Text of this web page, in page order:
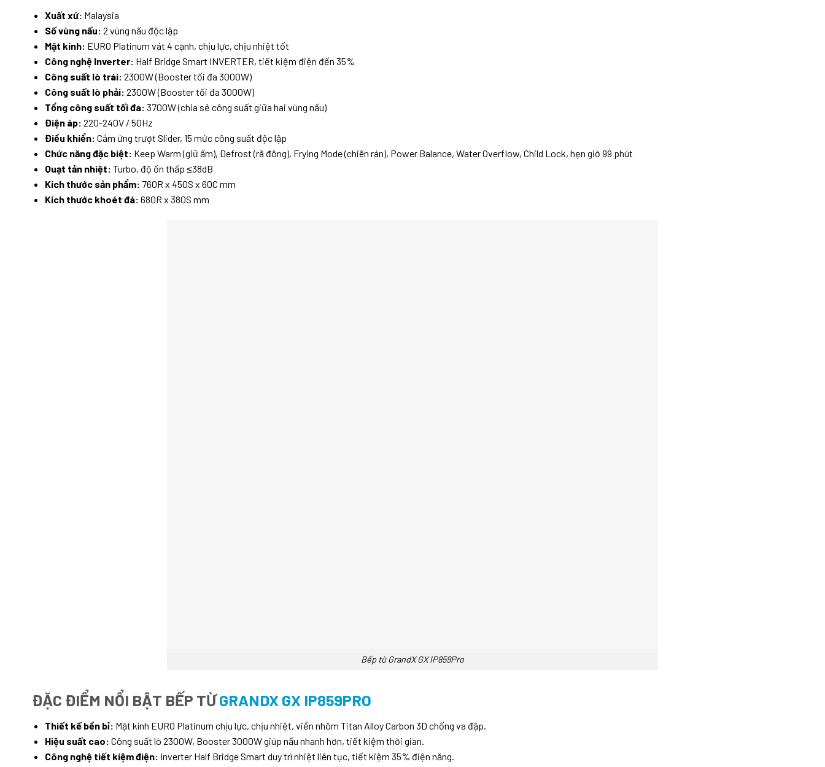
Xuất xứ: Malaysia
Số vùng nấu: 2 vùng nấu độc lập
Mặt kính: EURO Platinum vát 4 cạnh, chịu lực, chịu nhiệt tốt
Công nghệ Inverter: Half Bridge Smart INVERTER, tiết kiệm điện đến 35%
Công suất lò trái: 2300W (Booster tối đa 3000W)
Công suất lò phải: 2300W (Booster tối đa 3000W)
Tổng công suất tối đa: 3700W (chia sẻ công suất giữa hai vùng nấu)
Điện áp: 220-240V / 50Hz
Điều khiển: Cảm ứng trượt Slider, 15 mức công suất độc lập
Chức năng đặc biệt: Keep Warm (giữ ấm), Defrost (rã đông), Frying Mode (chiên rán), Power Balance, Water Overflow, Child Lock, hẹn giờ 99 phút
Quạt tản nhiệt: Turbo, độ ồn thấp ≤38dB
Kích thước sản phẩm: 760R x 450S x 60C mm
Kích thước khoét đá: 680R x 380S mm
Bếp từ GrandX GX IP859Pro
ĐẶC ĐIỂM NỔI BẬT BẾP TỪGRANDX GX IP859PRO
Thiết kế bền bỉ: Mặt kính EURO Platinum chịu lực, chịu nhiệt, viền nhôm Titan Alloy Carbon 3D chống va đập.
Hiệu suất cao: Công suất lò 2300W, Booster 3000W giúp nấu nhanh hơn, tiết kiệm thời gian.
Công nghệ tiết kiệm điện: Inverter Half Bridge Smart duy trì nhiệt liên tục, tiết kiệm 35% điện năng.